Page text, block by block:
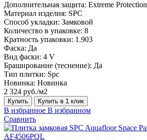
Дополнительная защита: Extreme Protection
Материал изделия: SPC
Способ укладки: Замковой
Количество в упаковке: 8
Кратность упаковки: 1.903
Фаска: Да
Вид фаски: 4 V
Браширование (теснение): Да
Тип плитки: Spc
Новинка: Новинка
2 324 руб./м2
Купить Купить в 1 клик
В избранное В избранном
Сравнить